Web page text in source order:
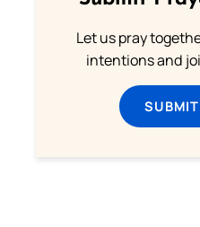
Let us pray
intentions and